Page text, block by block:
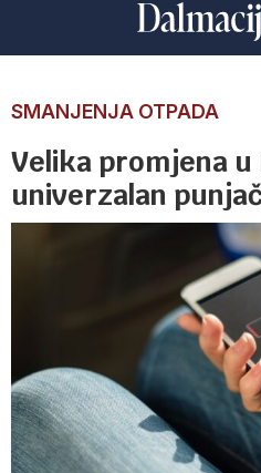
SMANJENJA OTPADA
Velika promjena u
univerzalan